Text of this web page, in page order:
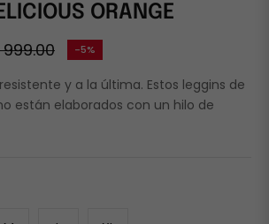
ORANGE
-5%
y a la última. Estos leggins de
están elaborados con un hilo de